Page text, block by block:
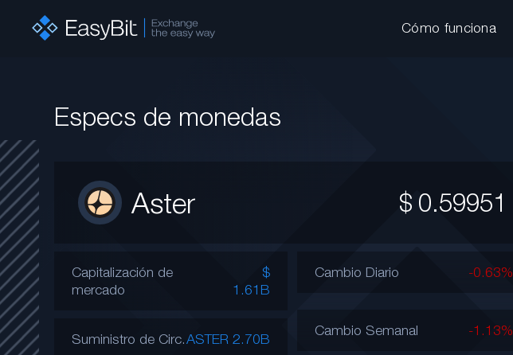
Cómo funciona
Especs de monedas
Aster $ 0.59951
Capitalización de
mercado
$
1.61B
Suministro de Circ.ASTER 2.70B
Cambio Diario -0.63%
Cambio Semanal -1.13%